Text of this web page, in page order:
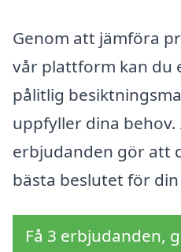
Genom att jämföra
vår plattform kan du
pålitlig
uppfyller dina
erbjudanden gör att
bästa beslutet för
Få 3 erbjudanden,